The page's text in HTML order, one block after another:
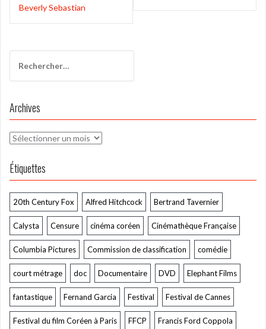
l’article
Beverly Sebastian
Archives
Archives
Étiquettes
20th Century Fox Alfred Hitchcock Bertrand Tavernier
Calysta Censure cinéma coréen Cinémathèque Française
Columbia Pictures Commission de classification comédie
court métrage doc Documentaire DVD Elephant Films
fantastique Fernand Garcia Festival Festival de Cannes
Festival du film Coréen à Paris FFCP Francis Ford Coppola